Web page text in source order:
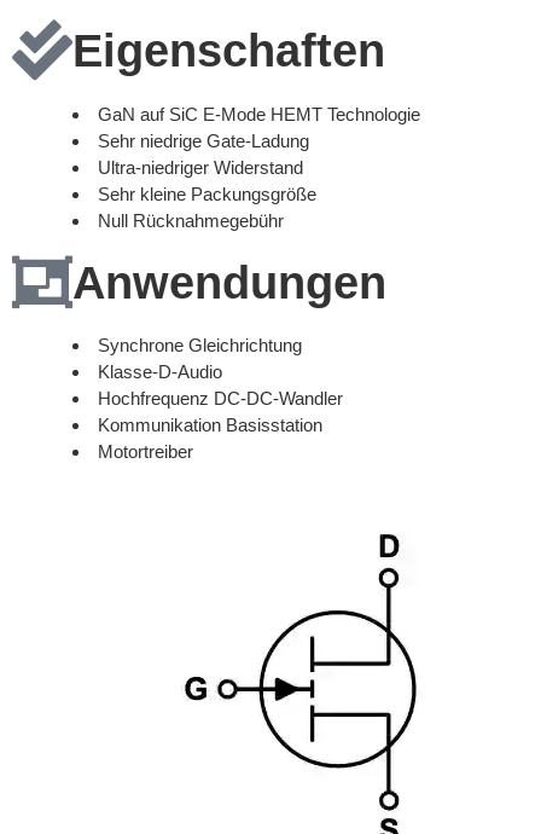
Eigenschaften
GaN auf SiC E-Mode HEMT Technologie
Sehr niedrige Gate-Ladung
Ultra-niedriger Widerstand
Sehr kleine Packungsgröße
Null Rücknahmegebühr
Anwendungen
Synchrone Gleichrichtung
Klasse-D-Audio
Hochfrequenz DC-DC-Wandler
Kommunikation Basisstation
Motortreiber